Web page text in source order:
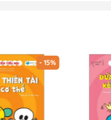
- 15%